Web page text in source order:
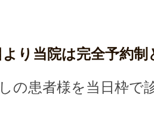
り当院は完全予約
の患者様を当日枠で